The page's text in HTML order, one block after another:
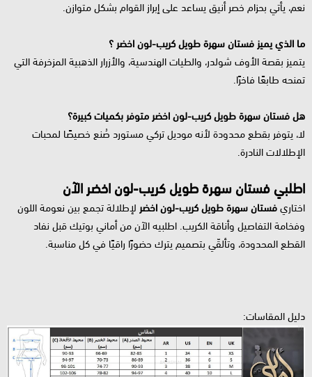
نعم، يأتي بحزام خصر أنيق يساعد على إبراز القوام بشكل متوازن.
ما الذي يميز فستان سهرة طويل كريب-لون اخضر ؟
يتميز بقصة الأوف شولدر، والطيات الهندسية، والأزرار الذهبية المزخرفة التي
تمنحه طابعًا فاخرًا.
هل فستان سهرة طويل كريب-لون اخضر متوفر بكميات كبيرة؟
لا، يتوفر بقطع محدودة لأنه موديل تركي مستورد صُنع خصيصًا لمحبات
الإطلالات النادرة.
اطلبي فستان سهرة طويل كريب-لون اخضر الآن
اختاريفستان سهرة طويل كريب-لون اخضر لإطلالة تجمع بين نعومة اللون
وفخامة التفاصيل وأناقة الكريب. اطلبيه الآن من أماني بوتيك قبل نفاد
القطع المحدودة، وتألقّي بتصميم يترك حضورًا راقيًا في كل مناسبة.
دليل المقاسات: